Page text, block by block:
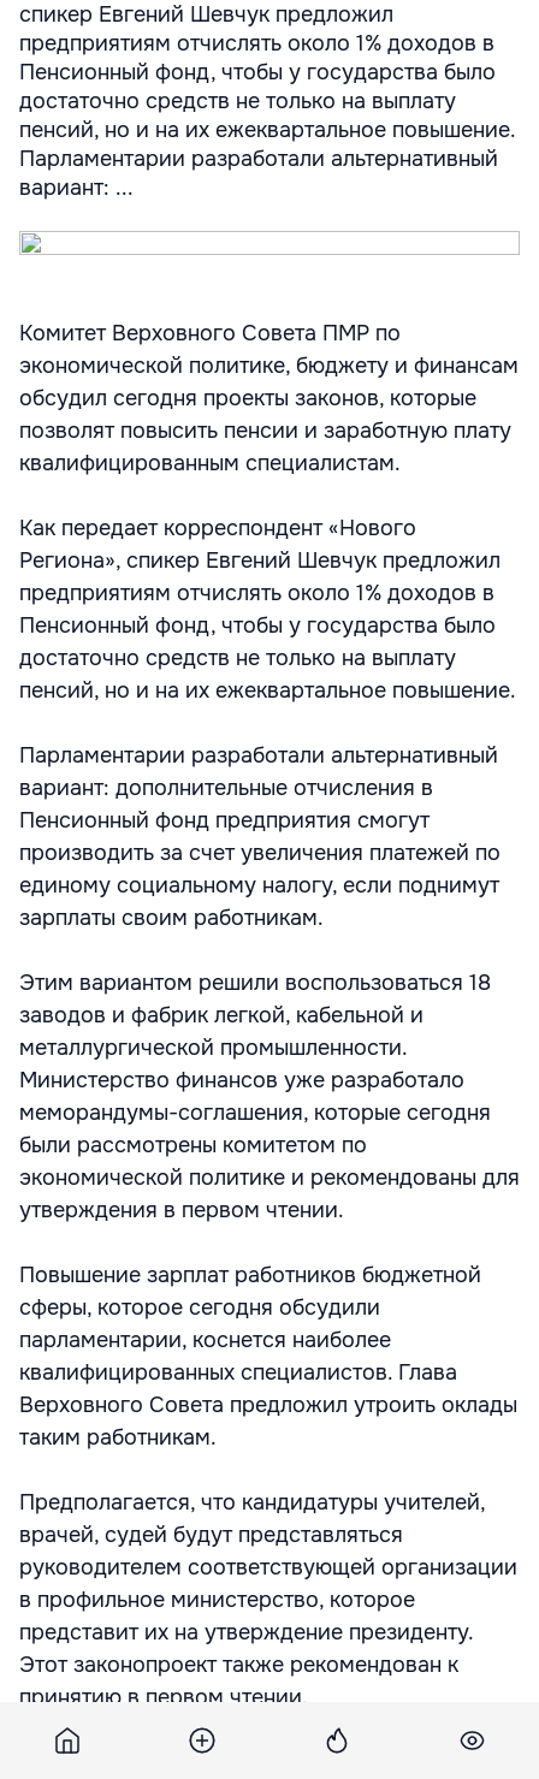
спикер Евгений Шевчук предложил
предприятиям отчислять около 1% доходов в
Пенсионный фонд, чтобы у государства было
достаточно средств не только на выплату
пенсий, но и на их ежеквартальное повышение.
Парламентарии разработали альтернативный
вариант: ...
Комитет Верховного Совета ПМР по
экономической политике, бюджету и финансам
обсудил сегодня проекты законов, которые
позволят повысить пенсии и заработную плату
квалифицированным специалистам.
Как передает корреспондент «Нового
Региона», спикер Евгений Шевчук предложил
предприятиям отчислять около 1% доходов в
Пенсионный фонд, чтобы у государства было
достаточно средств не только на выплату
пенсий, но и на их ежеквартальное повышение.
Парламентарии разработали альтернативный
вариант: дополнительные отчисления в
Пенсионный фонд предприятия смогут
производить за счет увеличения платежей по
единому социальному налогу, если поднимут
зарплаты своим работникам.
Этим вариантом решили воспользоваться 18
заводов и фабрик легкой, кабельной и
металлургической промышленности.
Министерство финансов уже разработало
меморандумы-соглашения, которые сегодня
были рассмотрены комитетом по
экономической политике и рекомендованы для
утверждения в первом чтении.
Повышение зарплат работников бюджетной
сферы, которое сегодня обсудили
парламентарии, коснется наиболее
квалифицированных специалистов. Глава
Верховного Совета предложил утроить оклады
таким работникам.
Предполагается, что кандидатуры учителей,
врачей, судей будут представляться
руководителем соответствующей организации
в профильное министерство, которое
представит их на утверждение президенту.
Этот законопроект также рекомендован к
принятию в первом чтении.
Председатель профильного комитета Михаил